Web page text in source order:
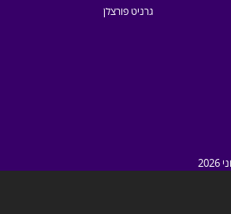
גרניט פורצלן